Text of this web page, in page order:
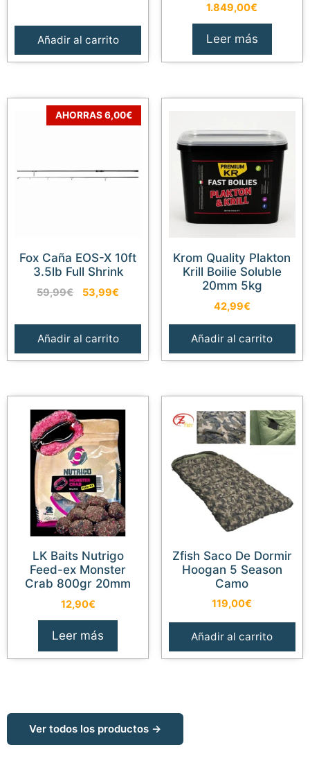
Añadir al carrito
1.849,00€
Leer más
AHORRAS 6,00€
Fox Caña EOS-X 10ft
3.5lb Full Shrink
59,99€
El
era:
53,99€
Añadir al carrito
Krom Quality Plakton
Krill Boilie Soluble
20mm 5kg
42,99€
Añadir al carrito
LK Baits Nutrigo
Feed-ex Monster
Crab 800gr 20mm
12,90€
Leer más
Zfish Saco De Dormir
Hoogan 5 Season
Camo
119,00€
Añadir al carrito
Ver todos los productos →